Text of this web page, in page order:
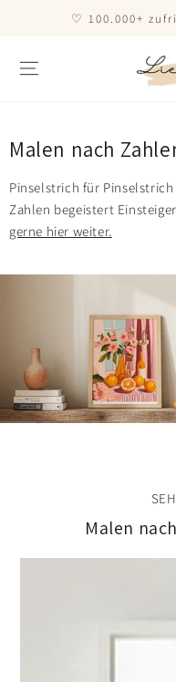
ZUM INHALT
SPRINGEN♡ 100.000+
Malen nach
Pinselstrich für
Zahlen begeistert
gerne hier weiter.
Malen